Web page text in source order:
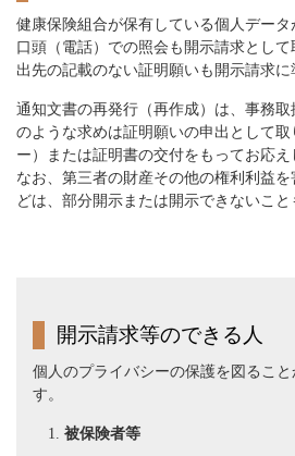
健康保険組合が保有している個人データ
口頭（電話）での照会も開示請求とし
出先の記載のない証明願いも開示請求に
通知文書の再発行（再作成）は、事務取
のような求めは証明願いの申出として
ー）または証明書の交付をもってお応え
なお、第三者の財産その他の権利利益
どは、部分開示または開示できないこと
開示請求等のできる人
個人のプライバシーの保護を図るこ
す。
被保険者等